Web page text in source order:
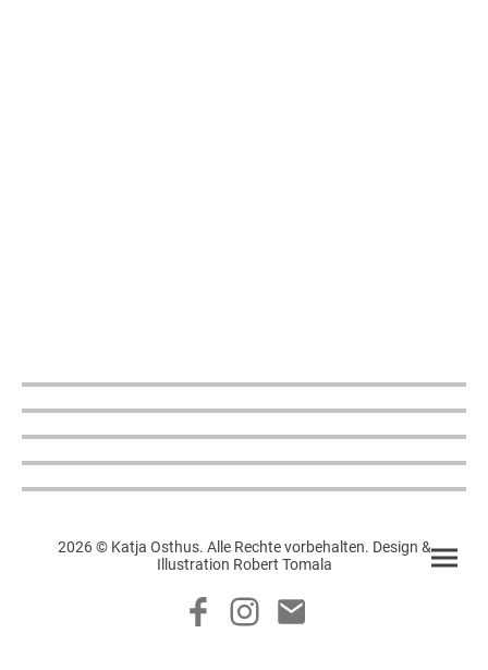
2026 © Katja Osthus. Alle Rechte vorbehalten. Design &
Illustration Robert Tomala